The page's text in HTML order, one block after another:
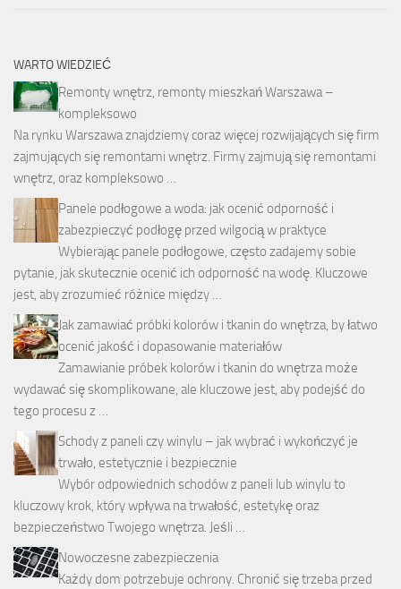
WARTO WIEDZIEĆ
Remonty wnętrz, remonty mieszkań Warszawa –
kompleksowo
Na rynku Warszawa znajdziemy coraz więcej rozwijających się firm
zajmujących się remontami wnętrz. Firmy zajmują się remontami
wnętrz, oraz kompleksowo …
Panele podłogowe a woda: jak ocenić odporność i
zabezpieczyć podłogę przed wilgocią w praktyce
Wybierając panele podłogowe, często zadajemy sobie
pytanie, jak skutecznie ocenić ich odporność na wodę. Kluczowe
jest, aby zrozumieć różnice między …
Jak zamawiać próbki kolorów i tkanin do wnętrza, by łatwo
ocenić jakość i dopasowanie materiałów
Zamawianie próbek kolorów i tkanin do wnętrza może
wydawać się skomplikowane, ale kluczowe jest, aby podejść do
tego procesu z …
Schody z paneli czy winylu – jak wybrać i wykończyć je
trwało, estetycznie i bezpiecznie
Wybór odpowiednich schodów z paneli lub winylu to
kluczowy krok, który wpływa na trwałość, estetykę oraz
bezpieczeństwo Twojego wnętrza. Jeśli …
Nowoczesne zabezpieczenia
Każdy dom potrzebuje ochrony. Chronić się trzeba przed